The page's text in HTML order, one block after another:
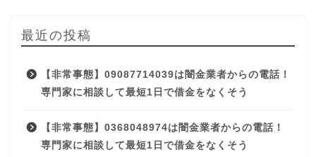
最近の投稿
【非常事態】09087714039は闇金業者からの電話！
専門家に相談して最短1日で借金をなくそう
【非常事態】0368048974は闇金業者からの電話！
専門家に相談して最短1日で借金をなくそう